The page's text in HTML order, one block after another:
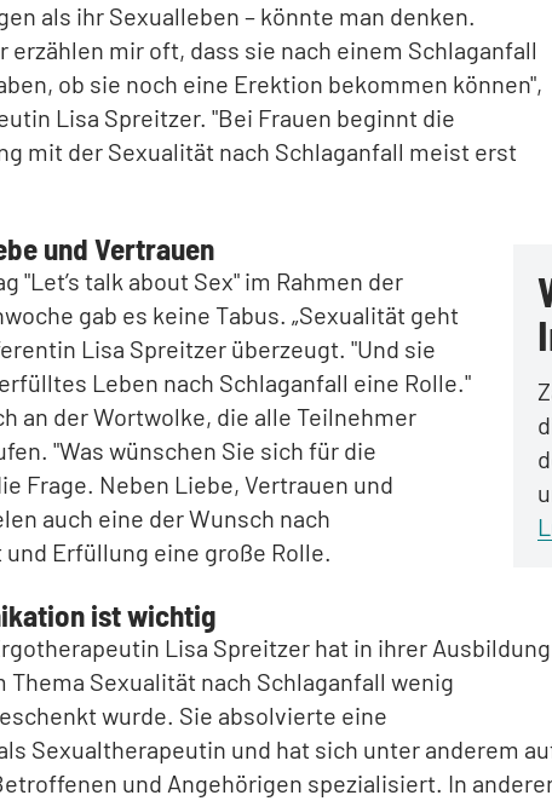
als ihr Sexualleben – könnte man denken.
erzählen mir oft, dass sie nach einem Schlaganfall
ob sie noch eine Erektion bekommen können",
Lisa Spreitzer. "Bei Frauen beginnt die
mit der Sexualität nach Schlaganfall meist erst
und Vertrauen
"Let’s talk about Sex" im Rahmen der
gab es keine Tabus. „Sexualität geht
Lisa Spreitzer überzeugt. "Und sie
Leben nach Schlaganfall eine Rolle."
an der Wortwolke, die alle Teilnehmer
"Was wünschen Sie sich für die
Frage. Neben Liebe, Vertrauen und
auch eine der Wunsch nach
Erfüllung eine große Rolle.
ist wichtig
Lisa Spreitzer hat in ihrer Ausbildung
Thema Sexualität nach Schlaganfall wenig
wurde. Sie absolvierte eine
Sexualtherapeutin und hat sich unter anderem
und Angehörigen spezialisiert. In